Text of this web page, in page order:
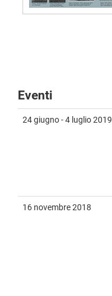
Eventi
24 giugno - 4 luglio 2019
16 novembre 2018